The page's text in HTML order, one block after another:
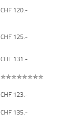
CHF 120.-
CHF 125.-
CHF 131.-
✯✯✯✯✯✯✯✯
CHF 123.-
CHF 135.-